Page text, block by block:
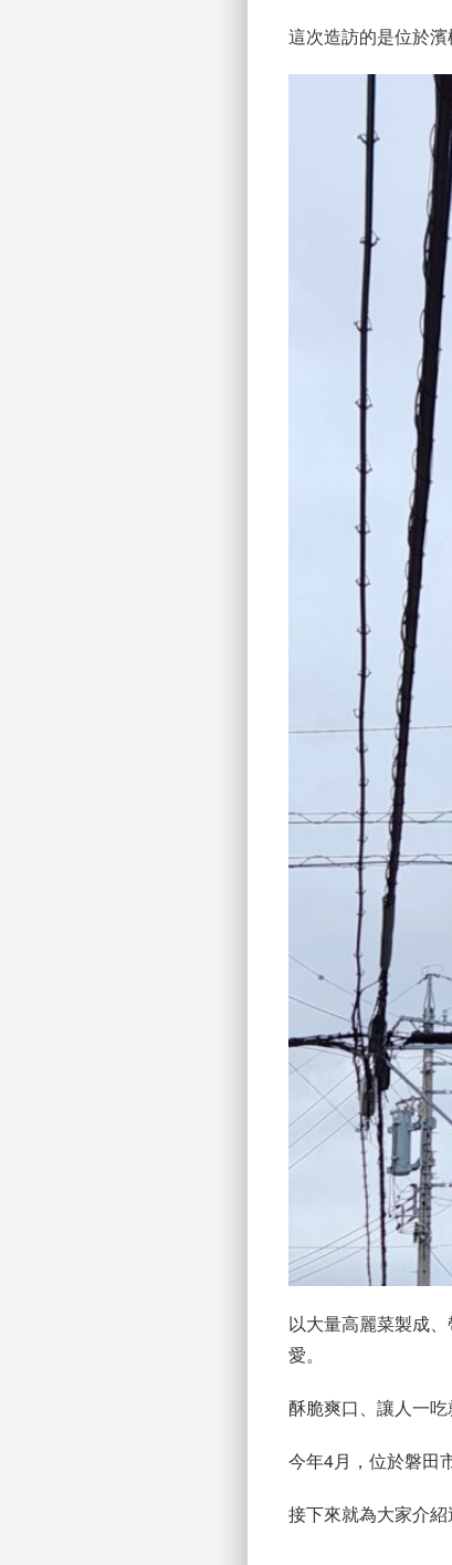
這次造訪的是位於
以大量高麗菜製成
愛。
酥脆爽口、讓人一
今年4月，位於磐田
接下來就為大家介紹